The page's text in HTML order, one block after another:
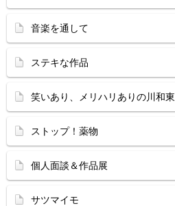
音楽を通して
ステキな作品
笑いあり、メリハリありの川和東
ストップ！薬物
個人面談＆作品展
サツマイモ